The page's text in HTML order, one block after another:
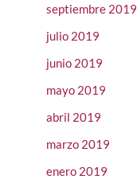
septiembre 2019
julio 2019
junio 2019
mayo 2019
abril 2019
marzo 2019
enero 2019